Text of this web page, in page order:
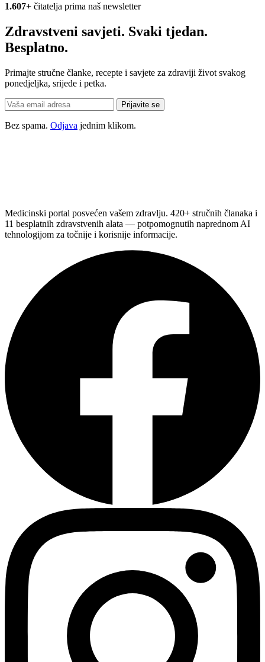
1.607+ čitatelja prima naš newsletter
Zdravstveni savjeti. Svaki tjedan.
Besplatno.
Primajte stručne članke, recepte i savjete za zdraviji život svakog
ponedjeljka, srijede i petka.
Prijavite se
Bez spama. Odjava jednim klikom.
Medicinski portal posvećen vašem zdravlju. 420+ stručnih članaka i
11 besplatnih zdravstvenih alata — potpomognutih naprednom AI
tehnologijom za točnije i korisnije informacije.